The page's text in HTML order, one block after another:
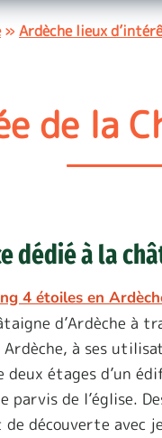
» Ardèche lieux
de la
dédié à la
4 étoiles en
d’Ardèche à
à ses
deux étages d’un
parvis de l’église.
découverte avec